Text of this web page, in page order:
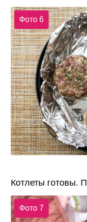
Фото 6
Котлеты готовы.
Фото 7